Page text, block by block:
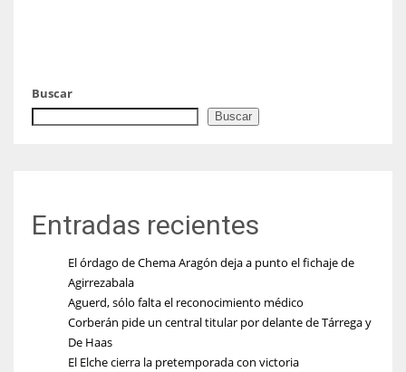
Buscar
Buscar
Entradas recientes
El órdago de Chema Aragón deja a punto el fichaje de
Agirrezabala
Aguerd, sólo falta el reconocimiento médico
Corberán pide un central titular por delante de Tárrega y
De Haas
El Elche cierra la pretemporada con victoria